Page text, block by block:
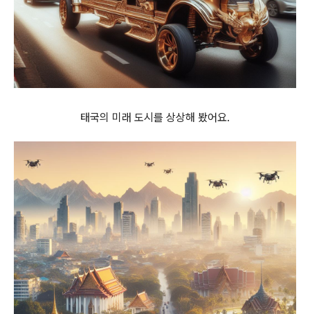
태국의 미래 도시를 상상해 봤어요.